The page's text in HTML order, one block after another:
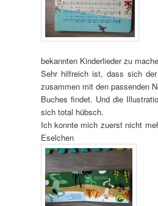
bekannten Kinderlieder zu
Sehr hilfreich ist, dass sich
zusammen mit den passenden
Buches findet. Und die
sich total hübsch.
Ich konnte mich zuerst nicht
Eselchen